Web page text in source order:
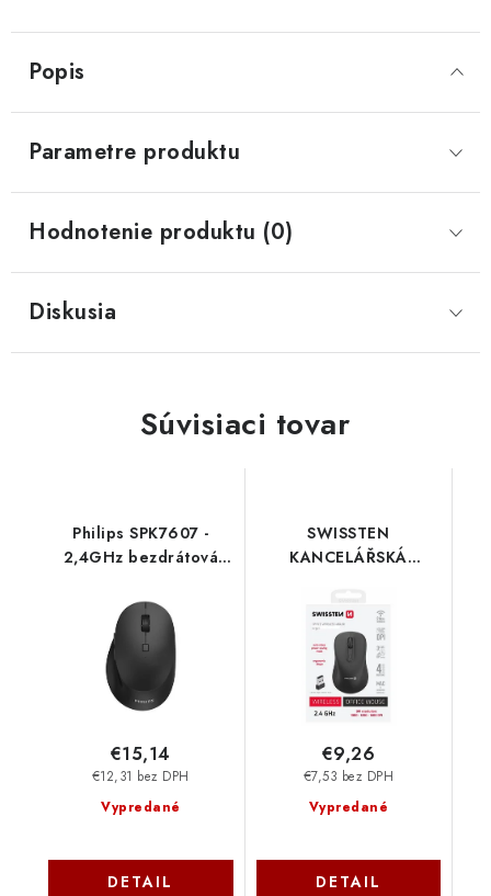
Popis
Parametre produktu
Hodnotenie produktu (0)
Diskusia
Súvisiaci tovar
Philips SPK7607 -
2,4GHz bezdrátová
párováním s více
zařízeními SPK7607B-
00
Vypredané
€12,31 bez DPH
€15,14
DETAIL
SWISSTEN
KANCELÁŘSKÁ
59107310 Swissten
Vypredané
€7,53 bez DPH
€9,26
DETAIL